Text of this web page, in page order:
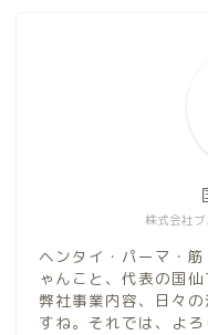
株式会社
ヘンタイ・パーマ・
ゃんこと、代表の国
弊社事業内容、日々
すね。それでは、よ